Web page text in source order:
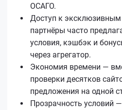
ОСАГО.
Доступ к
партнёры часто
условия, кэшбэк и
через агрегатор.
Экономия времени —
проверки десятков
предложения на одной
Прозрачность условий